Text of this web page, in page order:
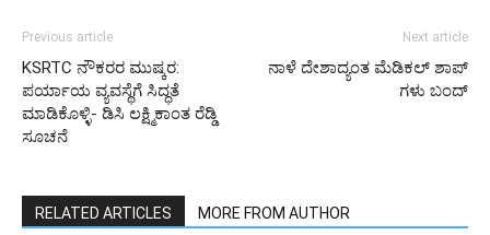
Previous article
KSRTC ನೌಕರರ ಮುಷ್ಕರ:
ಪರ್ಯಾಯ ವ್ಯವಸ್ಥೆಗೆ ಸಿದ್ಧತೆ
ಮಾಡಿಕೊಳ್ಳಿ- ಡಿಸಿ ಲಕ್ಷ್ಮಿಕಾಂತ ರೆಡ್ಡಿ
ಸೂಚನೆ
Next article
ನಾಳೆ ದೇಶಾದ್ಯಂತ ಮೆಡಿಕಲ್ ಶಾಪ್
ಗಳು ಬಂದ್
RELATED ARTICLES MORE FROM AUTHOR